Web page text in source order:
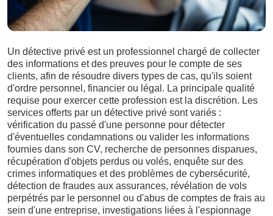
Un détective privé est un professionnel chargé de collecter
des informations et des preuves pour le compte de ses
clients, afin de résoudre divers types de cas, qu'ils soient
d'ordre personnel, financier ou légal. La principale qualité
requise pour exercer cette profession est la discrétion. Les
services offerts par un détective privé sont variés :
vérification du passé d'une personne pour détecter
d'éventuelles condamnations ou valider les informations
fournies dans son CV, recherche de personnes disparues,
récupération d'objets perdus ou volés, enquête sur des
crimes informatiques et des problèmes de cybersécurité,
détection de fraudes aux assurances, révélation de vols
perpétrés par le personnel ou d'abus de comptes de frais au
sein d'une entreprise, investigations liées à l'espionnage